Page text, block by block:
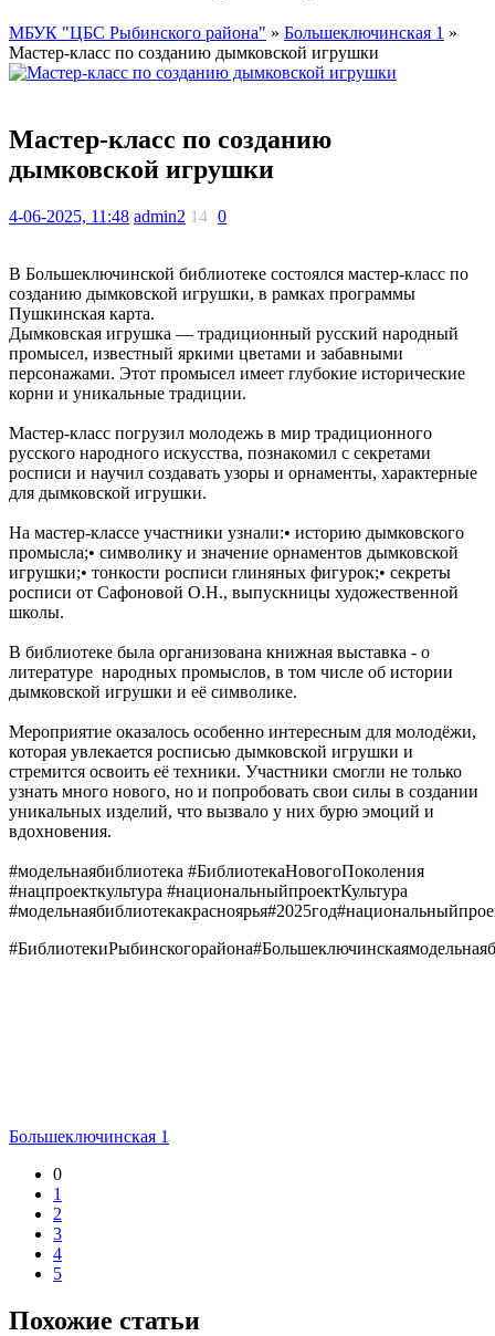
МБУК "ЦБС Рыбинского района" » Большеключинская 1 »
Мастер-класс по созданию дымковской игрушки
Мастер-класс по созданию
дымковской игрушки
4-06-2025, 11:48 admin2 14 0
В Большеключинской библиотеке состоялся мастер-класс по
созданию дымковской игрушки, в рамках программы
Пушкинская карта.
Дымковская игрушка — традиционный русский народный
промысел, известный яркими цветами и забавными
персонажами. Этот промысел имеет глубокие исторические
корни и уникальные традиции.
Мастер-класс погрузил молодежь в мир традиционного
русского народного искусства, познакомил с секретами
росписи и научил создавать узоры и орнаменты, характерные
для дымковской игрушки.
На мастер-классе участники узнали:• историю дымковского
промысла;• символику и значение орнаментов дымковской
игрушки;• тонкости росписи глиняных фигурок;• секреты
росписи от Сафоновой О.Н., выпускницы художественной
школы.
В библиотеке была организована книжная выставка - о
литературе народных промыслов, в том числе об истории
дымковской игрушки и её символике.
Мероприятие оказалось особенно интересным для молодёжи,
которая увлекается росписью дымковской игрушки и
стремится освоить её техники. Участники смогли не только
узнать много нового, но и попробовать свои силы в создании
уникальных изделий, что вызвало у них бурю эмоций и
вдохновения.
#модельнаябиблиотека #БиблиотекаНовогоПоколения
#нацпроекткультура #национальныйпроектКультура
Большеключинская 1
0
1
2
3
4
5
Похожие статьи